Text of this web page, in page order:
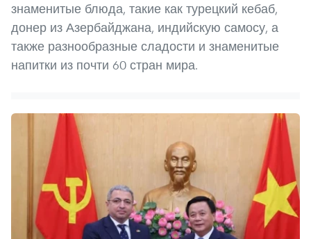
знаменитые блюда, такие как турецкий кебаб,
донер из Азербайджана, индийскую самосу, а
также разнообразные сладости и знаменитые
напитки из почти 60 стран мира.